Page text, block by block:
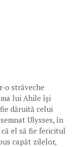
o străveche
lui Ahile îşi
dăruită celui
Ulysses, în
el să fie fericitul
capăt zilelor,